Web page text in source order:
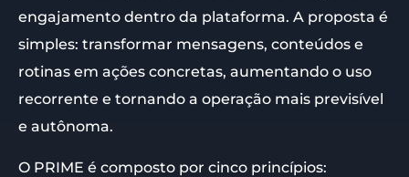
engajamento dentro da plataforma. A proposta é
simples: transformar mensagens, conteúdos e
rotinas em ações concretas, aumentando o uso
recorrente e tornando a operação mais previsível
e autônoma.
O PRIME é composto por cinco princípios: